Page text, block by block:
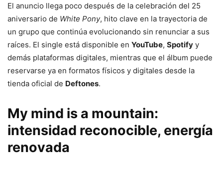
El anuncio llega poco después de la celebración del 25
aniversario de White Pony, hito clave en la trayectoria de
un grupo que continúa evolucionando sin renunciar a sus
raíces. El single está disponible en YouTube, Spotify y
demás plataformas digitales, mientras que el álbum puede
reservarse ya en formatos físicos y digitales desde la
tienda oficial de Deftones.
My mind is a mountain:
intensidad reconocible, energía
renovada